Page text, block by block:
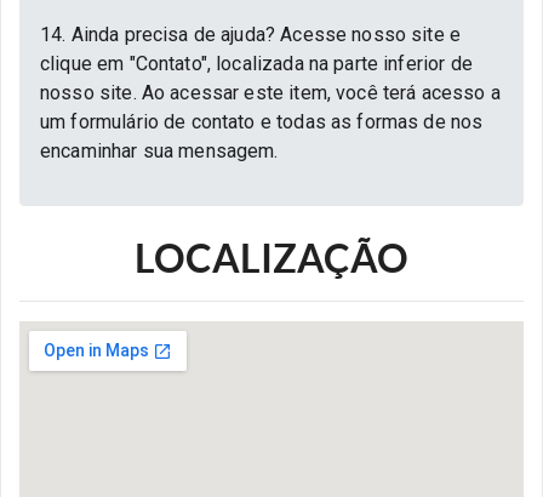
14. Ainda precisa de ajuda? Acesse nosso site e
clique em "Contato", localizada na parte inferior de
nosso site. Ao acessar este item, você terá acesso a
um formulário de contato e todas as formas de nos
encaminhar sua mensagem.
LOCALIZAÇÃO